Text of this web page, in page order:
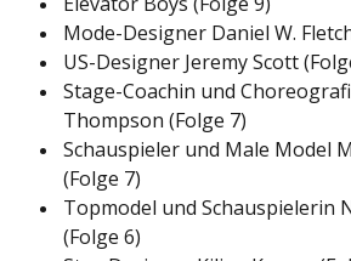
Mode-Designer Daniel W.
US-Designer Jeremy Scott
Stage-Coachin und
Thompson (Folge 7)
Schauspieler und Male Model
(Folge 7)
Topmodel und Schauspielerin
(Folge 6)